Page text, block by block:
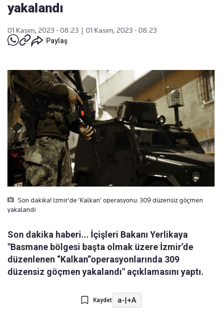
yakalandı
01 Kasım, 2023 - 08:23
01 Kasım, 2023 - 08:23
Paylaş
Son dakika! Izmir'de 'Kalkan' operasyonu: 309 düzensiz göçmen
yakalandi
Son dakika haberi... İçişleri Bakanı Yerlikaya
"Basmane bölgesi başta olmak üzere İzmir’de
düzenlenen “Kalkan”operasyonlarında 309
düzensiz göçmen yakalandı" açıklamasını yaptı.
Kaydet a-|+A